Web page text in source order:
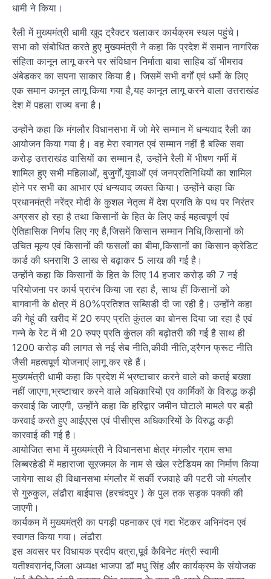
धामी ने किया।
रैली में मुख्यमंत्री धामी खुद ट्रैक्टर चलाकर कार्यक्रम स्थल पहुंचे।
सभा को संबोधित करते हुए मुख्यमंत्री ने कहा कि प्रदेश में समान नागरिक
संहिता कानून लागू करने पर संविधान निर्माता बाबा साहिब डॉ भीमराव
अंबेडकर का सपना साकार किया है। जिसमें सभी वर्गों एवं धर्मो के लिए
एक समान कानून लागू किया गया है,यह कानून लागू करने वाला उत्तराखंड
देश में पहला राज्य बना है।
उन्होंने कहा कि मंगलौर विधानसभा में जो मेरे सम्मान में धन्यवाद रैली का
आयोजन किया गया है। वह मेरा स्वागत एवं सम्मान नहीं है बल्कि सवा
करोड़ उत्तराखंड वासियों का सम्मान है, उन्होंने रैली में भीषण गर्मी में
शामिल हुए सभी महिलाओं, बुजुर्गों,युवाओं एवं जनप्रतिनिधियों का शामिल
होने पर सभी का आभार एवं धन्यवाद व्यक्त किया। उन्होंने कहा कि
प्रधानमंत्री नरेंद्र मोदी के कुशल नेतृत्व में देश प्रगति के पथ पर निरंतर
अग्रसर हो रहा है तथा किसानों के हित के लिए कई महत्वपूर्ण एवं
ऐतिहासिक निर्णय लिए गए है,जिसमें किसान सम्मान निधि,किसानों को
उचित मूल्य एवं किसानों की फसलों का बीमा,किसानों का किसान क्रेडिट
कार्ड की धनराशि 3 लाख से बढ़ाकर 5 लाख की गई है।
उन्होंने कहा कि किसानों के हित के लिए 14 हजार करोड़ की 7 नई
परियोजना पर कार्य प्रारंभ किया जा रहा है, साथ हीं किसानों को
बागवानी के क्षेत्र में 80%प्रतिशत सब्सिडी दी जा रही है। उन्होंने कहा
की गेहूं की खरीद में 20 रुपए प्रति कुंतल का बोनस दिया जा रहा है एवं
गन्ने के रेट में भी 20 रुपए प्रति कुंतल की बढ़ोतरी की गई है साथ ही
1200 करोड़ की लागत से नई सेब नीति,कीवी नीति,ड्रैगन फ्रूट नीति
जैसी महत्वपूर्ण योजनाएं लागू कर रहे हैं।
मुख्यमंत्री धामी कहा कि प्रदेश में भ्रष्टाचार करने वाले को कतई बख्शा
नहीं जाएगा,भ्रष्टाचार करने वाले अधिकारियों एव कार्मिकों के विरुद्ध कड़ी
करवाई कि जाएगी, उन्होंने कहा कि हरिद्वार जमीन घोटाले मामले पर बड़ी
करवाई करते हुए आईएएस एवं पीसीएस अधिकारियों के विरुद्ध कड़ी
कारवाई की गई है।
आयोजित सभा में मुख्यमंत्री ने विधानसभा क्षेत्र मंगलौर ग्राम सभा
लिब्बरहेडी में महाराजा सूरजमल के नाम से खेल स्टेडियम का निर्माण किया
जायेगा साथ ही विधानसभा मंगलौर में सर्की रजवाहे की पटरी जो मंगलौर
से गुरुकुल, लंढौरा बाईपास (हरचंदपुर ) के पुल तक सड़क पक्की की
जाएगी।
कार्यकम में मुख्यमंत्री का पगड़ी पहनाकर एवं गद्दा भेंटकर अभिनंदन एवं
स्वागत किया गया। लंढौरा
इस अवसर पर विधायक प्रदीप बत्रा,पूर्व कैबिनेट मंत्री स्वामी
यतीश्वरानंद,जिला अध्यक्ष भाजपा डॉ मधु सिंह और कार्यक्रम के संयोजक